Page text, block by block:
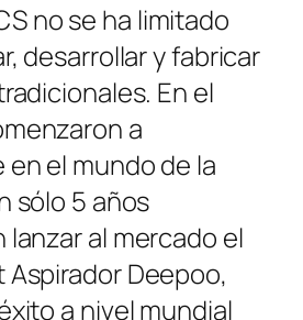
no se ha limitado
desarrollar y fabricar
En el
a
en el mundo de la
sólo 5 años
al mercado el
Aspirador Deepoo,
a nivel mundial